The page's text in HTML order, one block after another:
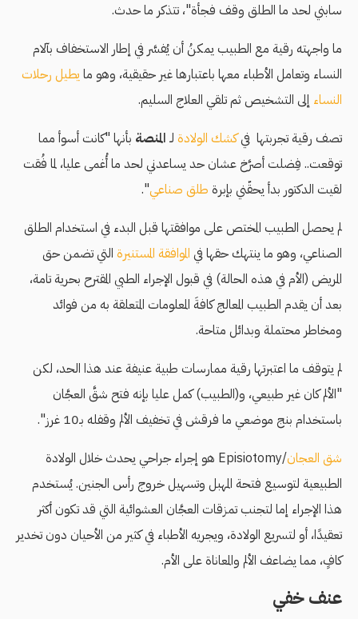
سابني لحد ما الطلق وقف فجأة"، تتذكر ما حدث.
ما واجهته رقية مع الطبيب يمكنُ أن يُفسَّر في إطار الاستخفاف بآلام
النساء وتعامل الأطباء معها باعتبارها غير حقيقية، وهو ما يطيل رحلات
النساء إلى التشخيص ثم تلقي العلاج السليم.
تصف رقية تجربتها فيكشك الولادة لـ المنصة بأنها "كانت أسوأ مما
توقعت.. فِضلت أصرَّخ عشان حد يساعدني لحد ما أُغمى عليا، لما فُقت
لقيت الدكتور بدأ يحقّني بإبرة طلق صناعي".
لم يحصل الطبيب المختص على موافقتها قبل البدء في استخدام الطلق
الصناعي، وهو ما ينتهك حقها في الموافقة المستنيرة التي تضمن حق
المريض (الأم في هذه الحالة) في قبول الإجراء الطبي المقترح بحرية تامة،
بعد أن يقدم الطبيب المعالج كافةَ المعلومات المتعلقة به من فوائد
ومخاطر محتملة وبدائل متاحة.
لم يتوقف ما اعتبرتها رقية ممارسات طبية عنيفة عند هذا الحد، لكن
"الألم كان غير طبيعي، و(الطبيب) كمل عليا بإنه فتح شقَّ العجَّان
باستخدام بنج موضعي ما فرقش في تخفيف الألم وقفله بـ10 غرز".
شق العجان
/Episiotomy هو إجراء جراحي يحدث خلال الولادة
الطبيعية لتوسيع فتحة المهبل وتسهيل خروج رأس الجنين. يُستخدم
هذا الإجراء إما لتجنب تمزقات العجَّان العشوائية التي قد تكون أكثر
تعقيدًا، أو لتسريع الولادة، ويجريه الأطباء في كثير من الأحيان دون تخدير
كافٍ، مما يضاعف الألم والمعاناة على الأم.
عنف خفي